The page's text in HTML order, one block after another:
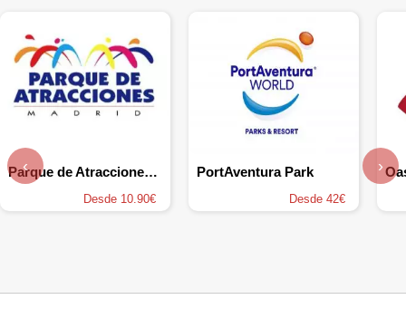
Parque de Atracciones de Madrid
Desde 10.90€
PortAventura Park
Desde 42€
‹ ›